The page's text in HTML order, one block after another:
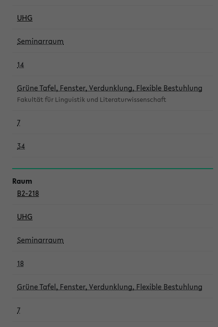
UHG
Seminarraum
14
Grüne Tafel, Fenster, Verdunklung, Flexible Bestuhlung
Fakultät für Linguistik und Literaturwissenschaft
7
34
B2-218
UHG
Seminarraum
18
Grüne Tafel, Fenster, Verdunklung, Flexible Bestuhlung
7